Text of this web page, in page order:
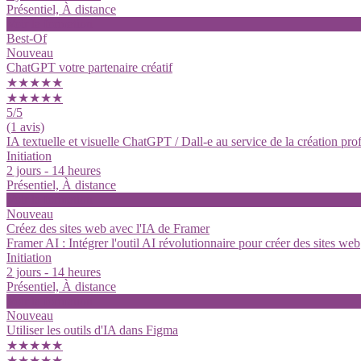
Présentiel, À distance
Best-Of
Nouveau
ChatGPT votre partenaire créatif
★★★★★
★★★★★
5/5
(1 avis)
IA textuelle et visuelle ChatGPT / Dall-e au service de la création
Initiation
2 jours - 14 heures
Présentiel, À distance
Nouveau
Créez des sites web avec l'IA de Framer
Framer AI : Intégrer l'outil AI révolutionnaire pour créer des sites web
Initiation
2 jours - 14 heures
Présentiel, À distance
Nouveau
Utiliser les outils d'IA dans Figma
★★★★★